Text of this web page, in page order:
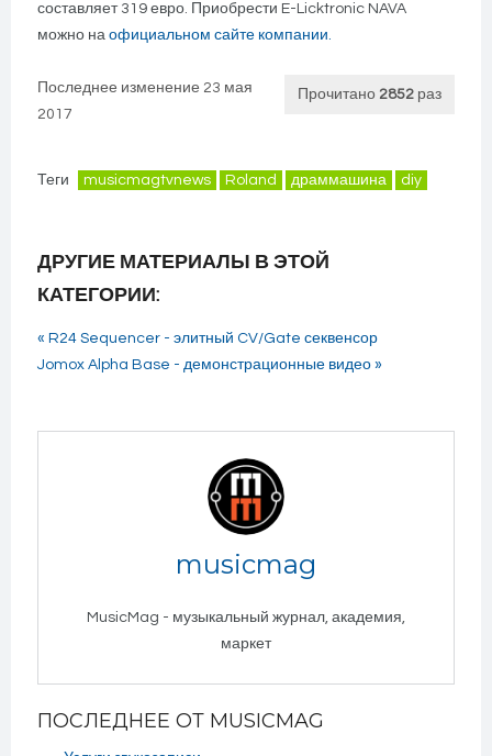
составляет 319 евро. Приобрести E-Licktronic NAVA
можно на официальном сайте компании.
Прочитано 2852 раз
Последнее изменение 23 мая
2017
Теги musicmagtvnews Roland драммашина diy
ДРУГИЕ МАТЕРИАЛЫ В ЭТОЙ
КАТЕГОРИИ:
« R24 Sequencer - элитный CV/Gate секвенсор
Jomox Alpha Base - демонстрационные видео »
musicmag
MusicMag - музыкальный журнал, академия,
маркет
ПОСЛЕДНЕЕ ОТ MUSICMAG